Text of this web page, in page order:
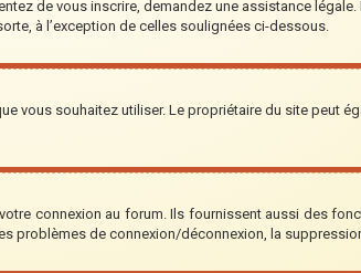
de vous inscrire, demandez une assistance
à l’exception de celles soulignées ci-dessous.
vous souhaitez utiliser. Le propriétaire du site peut
connexion au forum. Ils fournissent aussi des
problèmes de connexion/déconnexion, la